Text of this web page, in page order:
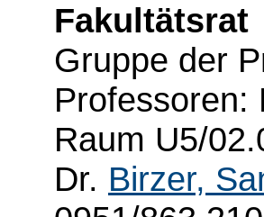
Fakultätsrat
Gruppe der
Raum U5/
Dr. Birzer,